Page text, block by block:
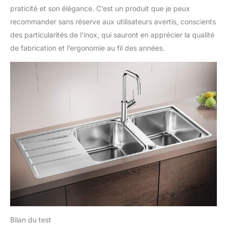
praticité et son élégance. C’est un produit que je peux
recommander sans réserve aux utilisateurs avertis, conscients
des particularités de l’inox, qui sauront en apprécier la qualité
de fabrication et l’ergonomie au fil des années.
Bilan du test